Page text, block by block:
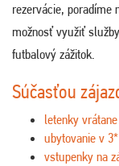
rezervácie, poradíme
možnosť využiť
futbalový zážitok.
Súčasťou
letenky
ubytovanie v
vstupenky na